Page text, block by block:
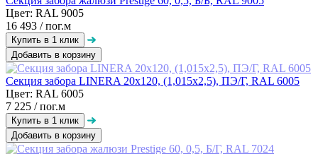
Цвет: RAL 9005
16 493 / пог.м
Добавить в корзину
Секция забора LINERA 20х120, (1,015х2,5), ПЭ/Г, RAL 6005
Цвет: RAL 6005
7 225 / пог.м
Добавить в корзину